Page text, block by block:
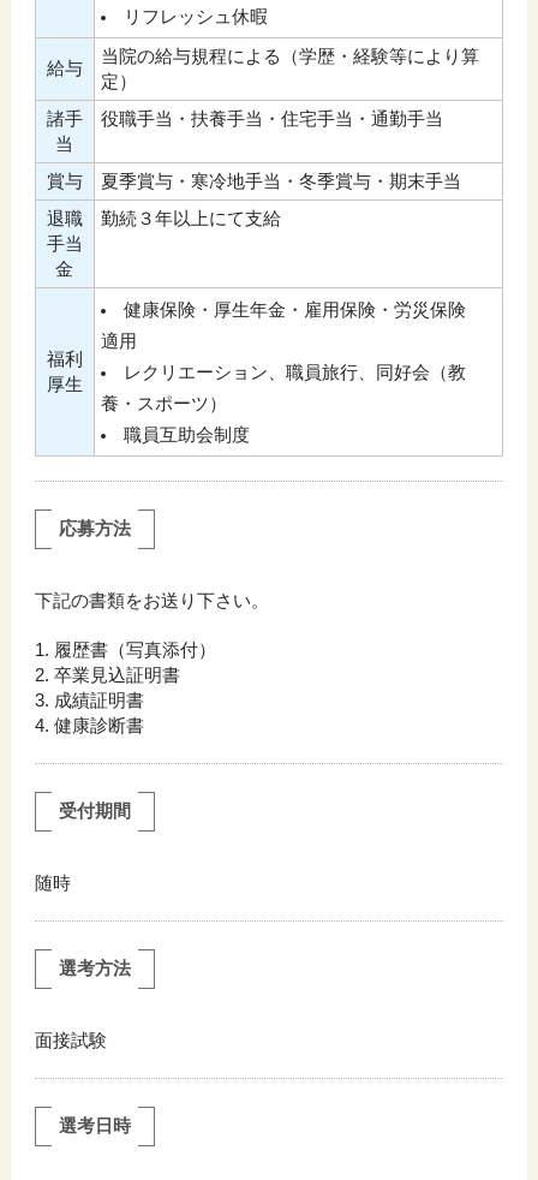
リフレッシュ休暇
給与
当院の給与規程による（学歴・経験等により算
定）
諸手
当
役職手当・扶養手当・住宅手当・通勤手当
賞与
夏季賞与・寒冷地手当・冬季賞与・期末手当
退職
手当
金
勤続３年以上にて支給
福利
厚生
健康保険・厚生年金・雇用保険・労災保険
適用
レクリエーション、職員旅行、同好会（教
養・スポーツ）
職員互助会制度
応募方法
下記の書類をお送り下さい。
履歴書（写真添付）
卒業見込証明書
成績証明書
健康診断書
受付期間
随時
選考方法
面接試験
選考日時